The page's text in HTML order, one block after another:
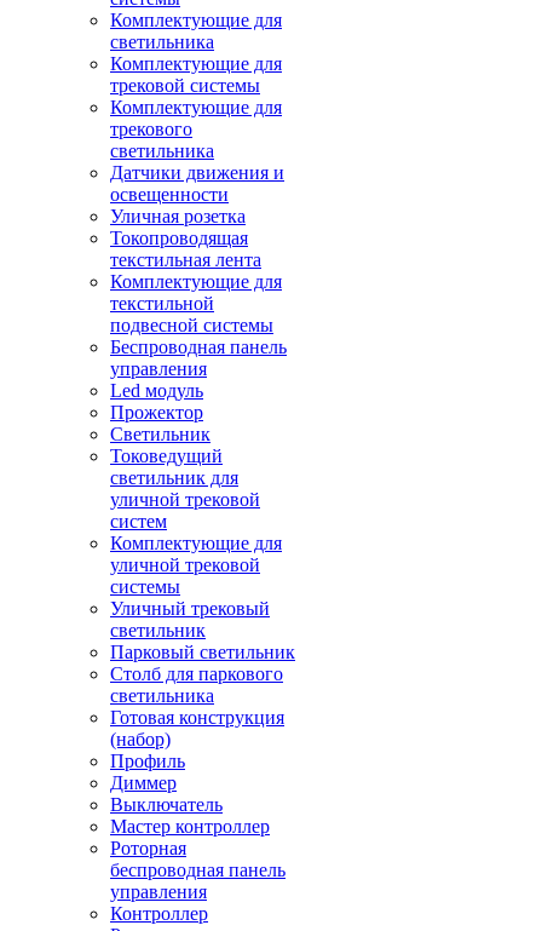
Комплектующие для
светильника
Комплектующие для
трековой системы
Комплектующие для
трекового
светильника
Датчики движения и
освещенности
Уличная розетка
Токопроводящая
текстильная лента
Комплектующие для
текстильной
подвесной системы
Беспроводная панель
управления
Led модуль
Прожектор
Светильник
Токоведущий
светильник для
уличной трековой
систем
Комплектующие для
уличной трековой
системы
Уличный трековый
светильник
Парковый светильник
Столб для паркового
светильника
Готовая конструкция
(набор)
Профиль
Диммер
Выключатель
Мастер контроллер
Роторная
беспроводная панель
управления
Контроллер